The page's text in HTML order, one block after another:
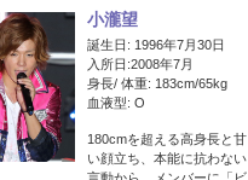
小瀧望
誕生日: 1996年7月30日
入所日:2008年7月
身長/ 体重: 183cm/65kg
血液型: O
180cmを超える高身長と甘
い顔立ち、本能に抗わない